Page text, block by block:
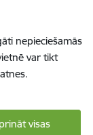
nepieciešamās
var tikt
visas